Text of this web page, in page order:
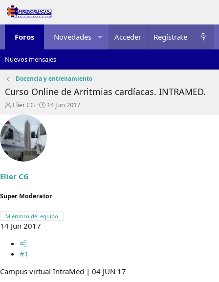
Foros Novedades Multimedia Recursos
Acceder Regístrate
Nuevos mensajes
Docencia y entrenamiento
Curso Online de Arritmias cardíacas. INTRAMED.
I
c
i
a
d
r
l
t
e
m
Elier CG
F
a
i
o
14 Jun 2017
Elier CG
Super Moderator
Miembro del equipo
14 Jun 2017
#1
Campus virtual IntraMed | 04 JUN 17